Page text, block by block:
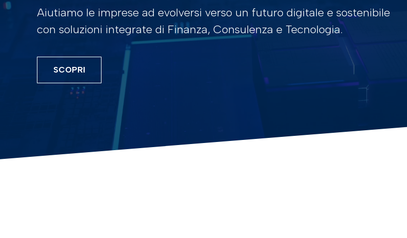
Aiutiamo le imprese ad evolversi verso un futuro digitale e sostenibile
con soluzioni integrate di Finanza, Consulenza e Tecnologia.
SCOPRI